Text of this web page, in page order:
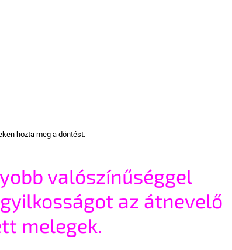
hozta meg a döntést.
valószínűséggel
az átnevelő
melegek.